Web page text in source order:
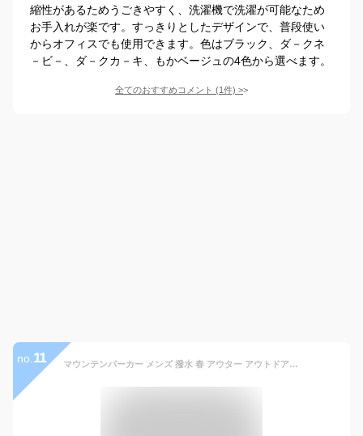
縮性があるためうごきやすく、洗濯機で洗濯が可能なため
お手入れが楽です。すっきりとしたデザインで、普段使い
からオフィスでも使用できます。色はブラック、ダ－クネ
－ビ－、ダ－クカ－キ、もかベージュの4色から選べます。
全てのおすすめコメント (1件) >
no. 11 マウンテンパーカー メンズ 撥水 春 アウター アウトドアウェア 薄手 ジャンパー メンズ ウィンドブレーカー 登山 ウェア フード取り外し可 マウンテンジャケット 春服 通学 通勤 アウトドア 仕事着 ジャケット